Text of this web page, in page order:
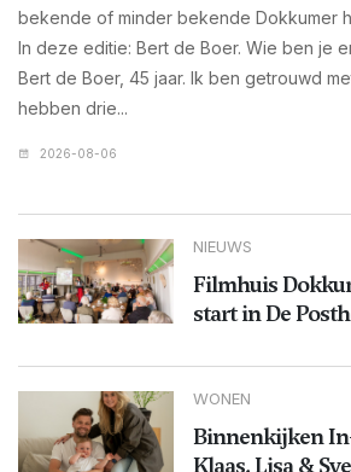
bekende of minder bekende Dokkumer
In deze editie: Bert de Boer. Wie ben je
Bert de Boer, 45 jaar. Ik ben getrouwd
hebben drie...
2026-08-06
NIEUWS
Filmhuis
start in De
WONEN
Binnenkijken
Klaas, Lisa &